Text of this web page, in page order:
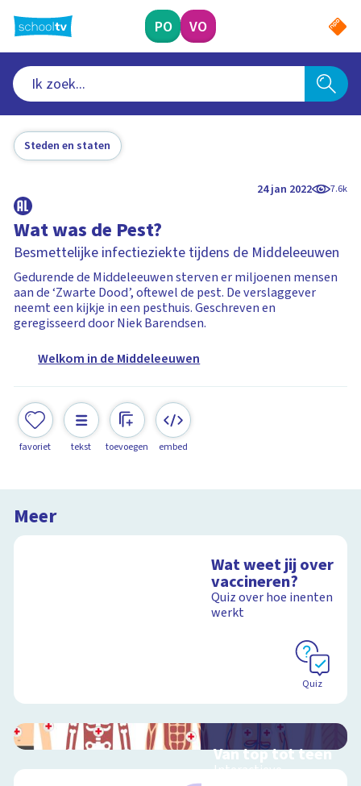
naar
hoofdinhoud
PO VO
Steden en staten
24 jan 2022 7.6k
Wat was de Pest?
Besmettelijke infectieziekte tijdens de Middeleeuwen
Gedurende de Middeleeuwen sterven er miljoenen mensen
aan de ‘Zwarte Dood’, oftewel de pest. De verslaggever
neemt een kijkje in een pesthuis. Geschreven en
geregisseerd door Niek Barendsen.
Welkom in de Middeleeuwen
favoriet tekst toevoegen embed
Meer
Wat weet jij over
vaccineren?
Quiz over hoe inenten
werkt
Quiz
Van top tot teen
Interactieve